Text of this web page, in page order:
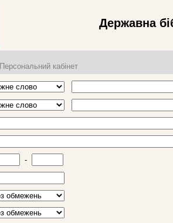
Державна
Персональний кабінет
-